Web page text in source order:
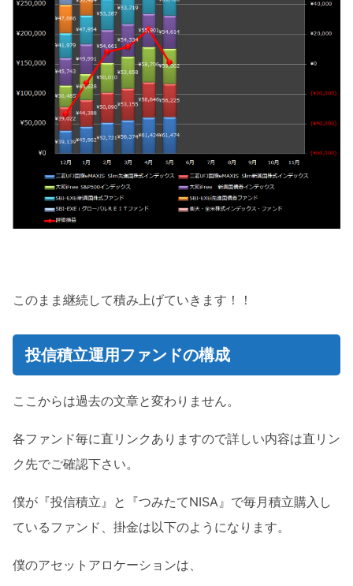
このまま継続して積み上げていきます！！
投信積立運用ファンドの構成
ここからは過去の文章と変わりません。
各ファンド毎に直リンクありますので詳しい内容は直リン
ク先でご確認下さい。
僕が『投信積立』と『つみたてNISA』で毎月積立購入し
ているファンド、掛金は以下のようになります。
僕のアセットアロケーションは、